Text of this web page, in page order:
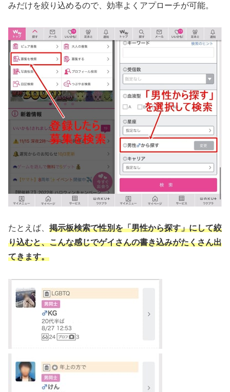
みだけを絞り込めるので、効率よくアプローチが可能。
たとえば、 掲示板検索で性別を「男性から探す」にして絞
り込むと、こんな感じでゲイさんの書き込みがたくさん出
てきます。